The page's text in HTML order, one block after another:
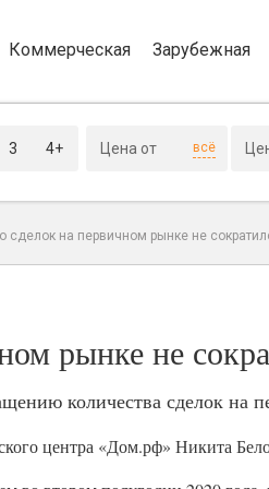
Коммерческая Зарубежная
3 4+ всё
сделок на первичном рынке не
рынке не
количества сделок на
центра «Дом.рф» Никита